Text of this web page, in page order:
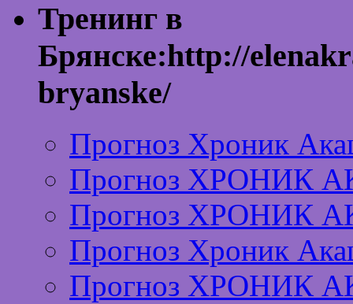
Тренинг в
Брянске:http://
bryanske/
Прогноз Хроник
Прогноз ХРОНИК
Прогноз ХРОНИК
Прогноз Хроник
Прогноз ХРОНИК